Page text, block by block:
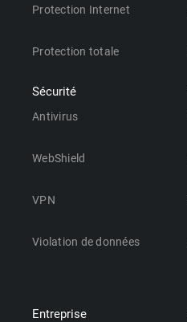
Protection Internet
Protection totale
Sécurité
Antivirus
WebShield
VPN
Violation de données
Entreprise